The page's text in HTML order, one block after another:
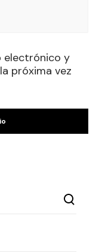
electrónico y
próxima vez